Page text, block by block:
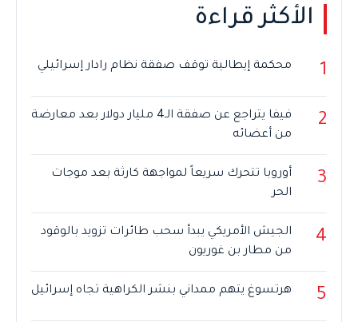
الأكثر قراءة
1 محكمة إيطالية توقف صفقة نظام رادار إسرائيلي
2
فيفا يتراجع عن صفقة الـ4 مليار دولار بعد معارضة
من أعضائه
3
أوروبا تتحرك سريعاً لمواجهة كارثة بعد موجات
الحر
4
الجيش الأمريكي يبدأ سحب طائرات تزويد بالوقود
من مطار بن غوريون
5 هرتسوغ يتهم ممداني بنشر الكراهية تجاه إسرائيل